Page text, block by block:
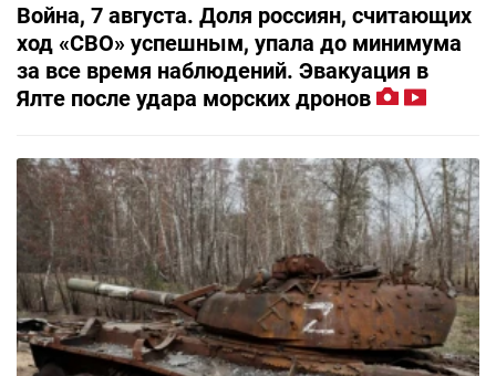
Война, 7 августа. Доля россиян, считающих
ход «СВО» успешным, упала до минимума
за все время наблюдений. Эвакуация в
Ялте после удара морских дронов